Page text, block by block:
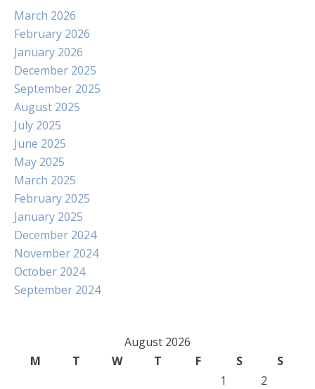
March 2026
February 2026
January 2026
December 2025
September 2025
August 2025
July 2025
June 2025
May 2025
March 2025
February 2025
January 2025
December 2024
November 2024
October 2024
September 2024
August 2026
M
T W T F S
S
1
2